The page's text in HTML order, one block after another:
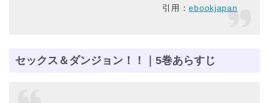
引用：ebookjapan
セックス＆ダンジョン！！｜5巻あらすじ